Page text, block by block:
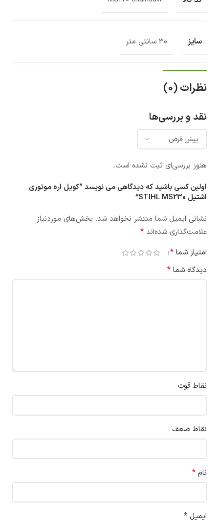
سایز 30 سانتی متر
نظرات (0)
نقد و بررسی‌ها
هنوز بررسی‌ای ثبت نشده است.
اولین کسی باشید که دیدگاهی می نویسد “کویل اره موتوری
اشتیل STIHL MS230”
نشانی ایمیل شما منتشر نخواهد شد. بخش‌های موردنیاز
علامت‌گذاری شده‌اند *
امتیاز شما *
دیدگاه شما *
نقاط قوت
نقاط ضعف
نام *
ایمیل *